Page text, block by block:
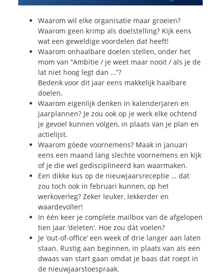
LeiderschapbijTransformatie
ProgrammaManagement
RolleninSales
DevelopmentProgramma
SalesCultuurAssessment
Persoonlijkheidsprofielen
Inspiratie
Neem Contact op
Contact
Inschrijven SalesCultuur-nieuws
Waarom wil elke organisatie maar groeien?
Waarom geen krimp als doelstelling? Kijk eens
wat een geweldige voordelen dat heeft!
Waarom onhaalbare doelen stellen, onder het
mom van “Ambitie / je weet maar nooit / als je de
lat niet hoog legt dan …”?
Bedenk voor dit jaar eens makkelijk haalbare
doelen.
Waarom eigenlijk denken in kalenderjaren en
jaarplannen? Je zou ook op je werk elke ochtend
je gevoel kunnen volgen, in plaats van je plan en
actielijst.
Waarom góede voornemens? Maak in januari
eens een maand lang slechte voornemens en kijk
of je die wel gedisciplineerd kan waarmaken.
Een dikke kus op de nieuwjaarsreceptie … dat
zou toch ook in februari kunnen, op het
werkoverleg? Zeker leuker, lekkerder en
waardevoller!
In één keer je complete mailbox van de afgelopen
tien jaar ‘deleten’. Hoe zou dát voelen?
Je ‘out-of-office’ een week of drie langer aan laten
staan. Rustig aan beginnen, in plaats van als een
dwaas van start gaan omdat je baas dat roept in
de nieuwjaarstoespraak.